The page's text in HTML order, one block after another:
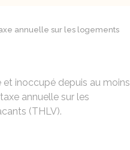
annuelle sur les logements
inoccupé depuis au moins
annuelle sur les
(THLV).